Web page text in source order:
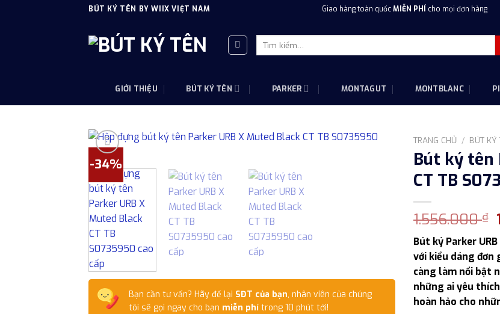
BÚT KÝ TÊN BY WIIX VIỆT NAM Giao hàng toàn quốcMIỄN PHÍ cho mọi đơn hàng
Tìm
kiếm:
GIỚI THIỆU BÚT KÝ TÊN PARKER MONTAGUT MONTBLANC
-34%
Bạn cần tư vấn? Hãy để lại SĐT của bạn, nhân viên của chúng
tôi sẽ gọi ngay cho bạn miễn phí trong 10 phút tới!
TRANG CHỦ / BÚT KÝ
Bút ký tên
CT TB
1.556.000₫
Bút ký Parker
với kiểu dáng đơn
càng làm nổi bật
những ai yêu
hoàn hảo cho